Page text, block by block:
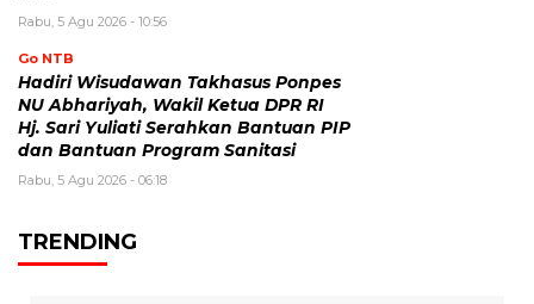
Rabu, 5 Agu 2026 - 10:56
Go NTB
Hadiri Wisudawan Takhasus Ponpes
NU Abhariyah, Wakil Ketua DPR RI
Hj. Sari Yuliati Serahkan Bantuan PIP
dan Bantuan Program Sanitasi
Rabu, 5 Agu 2026 - 06:18
TRENDING